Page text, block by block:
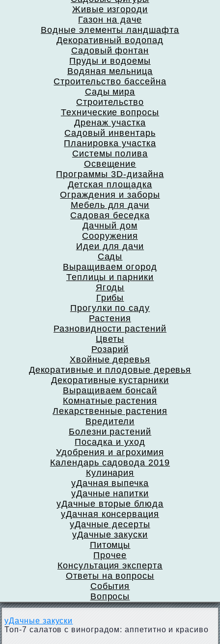
Живые изгороди
Газон на даче
Водные элементы ландшафта
Декоративный водопад
Садовый фонтан
Пруды и водоемы
Водяная мельница
Строительство бассейна
Сады мира
Строительство
Технические вопросы
Дренаж участка
Садовый инвентарь
Планировка участка
Системы полива
Освещение
Программы 3D-дизайна
Детская площадка
Ограждения и заборы
Мебель для дачи
Садовая беседка
Дачный дом
Сооружения
Идеи для дачи
Сады
Выращиваем огород
Теплицы и парники
Ягоды
Грибы
Прогулки по саду
Растения
Разновидности растений
Цветы
Розарий
Хвойные деревья
Декоративные и плодовые деревья
Декоративные кустарники
Выращиваем бонсай
Комнатные растения
Лекарственные растения
Вредители
Болезни растений
Посадка и уход
Удобрения и агрохимия
Календарь садовода 2019
Кулинария
уДачная выпечка
уДачные напитки
уДачные вторые блюда
уДачная консервация
уДачные десерты
уДачные закуски
Питомцы
Прочее
Консультация эксперта
Ответы на вопросы
События
Вопросы
уДачные закуски
Топ-7 салатов с виноградом: аппетитно и красиво